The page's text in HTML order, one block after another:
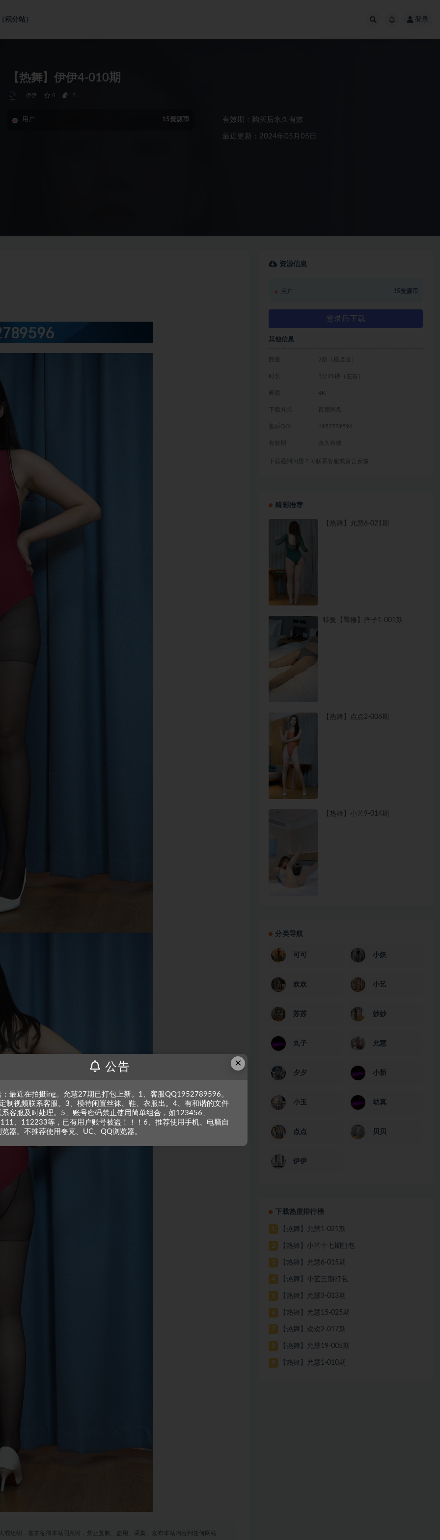
积分站） 登录
【热舞】伊伊4-010期
伊伊 0 15
用户 15资源币 有效期：购买后永久有效
最近更新：2024年05月05日
组织，在未征得本站同意时，禁止复制、盗用、采集、发布本站内容到任何网站、
资源信息
用户 15资源币
登录后下载
其他信息
数量 2部（横竖版）
时长 3分21秒（左右）
画质 4K
下载方式 百度网盘
售后QQ 1952789596
有效期 永久有效
下载遇到问题？可联系客服或留言反馈
精彩推荐
【热舞】允慧6-021期
特集【臀摇】洋子1-001期
【热舞】点点2-006期
【热舞】小艺9-014期
分类导航
可可 小妖
欢欢 小艺
苏苏 妙妙
丸子 允慧
夕夕 小新
小玉 幼真
点点 贝贝
伊伊
下载热度排行榜
1 【热舞】允慧1-021期
2 【热舞】小艺十七期打包
3 【热舞】允慧6-015期
4 【热舞】小艺三期打包
5 【热舞】允慧3-013期
6 【热舞】允慧15-025期
7 【热舞】欢欢2-017期
8 【热舞】允慧19-005期
9 【热舞】允慧1-010期
×
公告
：最近在拍摄ing。允慧27期已打包上新。1、客服QQ1952789596。
制视频联系客服。3、模特闲置丝袜、鞋、衣服出。4、有和谐的文件
系客服及时处理。5、账号密码禁止使用简单组合，如123456、
、112233等，已有用户账号被盗！！！6、推荐使用手机、电脑自
览器。不推荐使用夸克、UC、QQ浏览器。